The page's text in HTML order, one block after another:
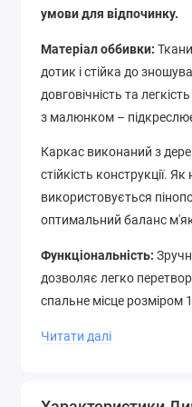
умови для відпочинку.
Матеріал оббивки:
дотик і стійка до
довговічність та
з малюнком –
Каркас виконаний з
стійкість конструкції.
використовується
оптимальний баланс
Функціональність:
дозволяє легко
спальне місце
Читати далі